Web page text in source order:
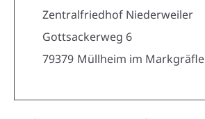
Zentralfriedhof Niederweiler
Gottsackerweg 6
79379 Müllheim im